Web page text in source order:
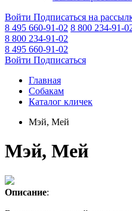
Войти Подписаться на
8 495 660-91-02 8 800 234-91-
8 800 234-91-02
8 495 660-91-02
Войти Подписаться
Главная
Собакам
Каталог кличек
Мэй, Мей
Мэй, Мей
Описание: